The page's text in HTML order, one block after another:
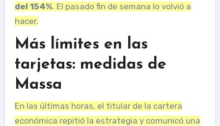
del 154%. El pasado fin de semana lo volvió a
hacer.
Más límites en las
tarjetas: medidas de
Massa
En las últimas horas, el titular de la cartera
económica repitió la estrategia y comunicó una